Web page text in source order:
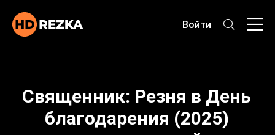
Войти
Священник: Резня в День
благодарения (2025)